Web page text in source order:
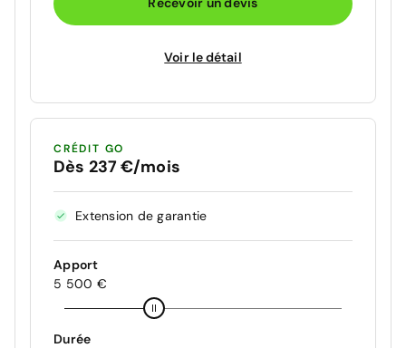
Voir le détail
CRÉDIT GO
Dès 237 €/mois
Extension de garantie
Apport
5 500 €
Durée